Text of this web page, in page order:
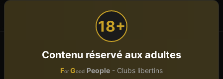
18+
Contenu réservé aux adultes
ForGood People - Clubs libertins
Accueil Saunas libertins
Hauts-de-France